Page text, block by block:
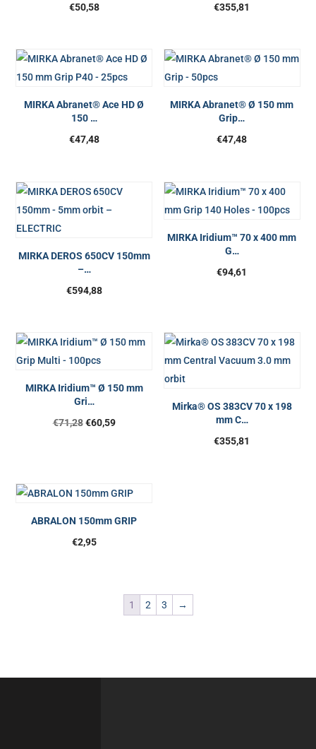
€50,58 €355,81
MIRKA Abranet® Ace HD Ø
150 …
€47,48
MIRKA Abranet® Ø 150 mm
Grip…
€47,48
MIRKA DEROS 650CV 150mm
–…
€594,88
MIRKA Iridium™ 70 x 400 mm
G…
€94,61
MIRKA Iridium™ Ø 150 mm
Gri…
€71,28 €60,59
Mirka® OS 383CV 70 x 198
mm C…
€355,81
ABRALON 150mm GRIP
€2,95
1 2 3 →